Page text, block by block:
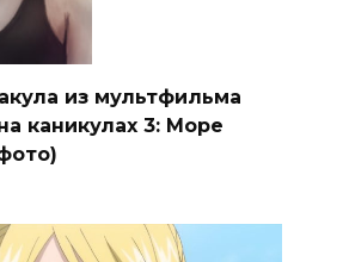
из мультфильма
каникулах 3: Море